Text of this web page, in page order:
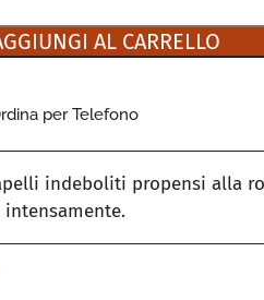
AL CARRELLO
per Telefono
indeboliti propensi alla